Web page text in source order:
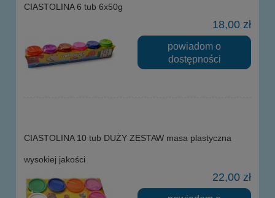
CIASTOLINA 6 tub 6x50g
18,00 zł
powiadom o
dostępności
CIASTOLINA 10 tub DUŻY ZESTAW masa plastyczna
wysokiej jakości
22,00 zł